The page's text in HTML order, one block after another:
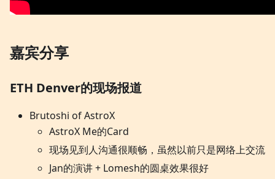
嘉宾分享
ETH Denver的现场报道
Brutoshi of AstroX
AstroX Me的Card
现场见到人沟通很顺畅，虽然以前只是网络上交流
Jan的演讲 + Lomesh的圆桌效果很好